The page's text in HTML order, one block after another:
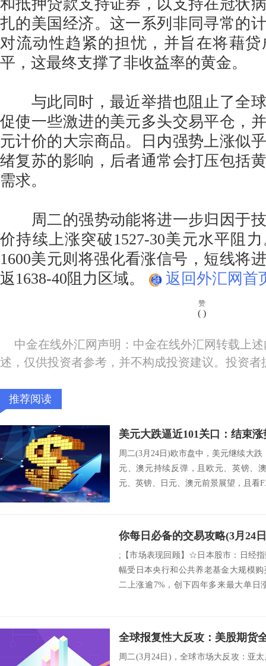
和抵押贷款支持证券，以支持在冠状
扎的美国经济。这一系列非同寻常的
对流动性趋紧的担忧，并旨在将藉
平，这最终支撑了非收益率的黄金。
与此同时，最近举措也阻止了全球
促使一些激进的美元多头交易平仓，
元计价的大宗商品。日内强势上涨似
绪复苏的影响，后者通常会打压包括
需求。
周二的强势动能将进一步归因于技
价持续上涨突破1527-30美元水平阻
1600美元则将强化看涨信号，短线将
返1638-40阻力区域。
返回外汇网首
赞
( )
中金在线外汇网声明：中金在线外汇网转载上
述，仅供投资者参考，并不构成投资建议。投资
推荐阅读
周二(3月24日)欧市盘中，美元继续大
元、澳元持续反弹，且欧元、英镑、
元、英镑、日元、澳元前景展望，且看
你每日必备的交易攻略(3月24
;【市场表现回顾】☆日本股市：日经
幅受日本央行和公共养老基金大规模
二上涨逾7%，创下四年多来最大单日
周二(3月24日)，全球市场大反攻：亚